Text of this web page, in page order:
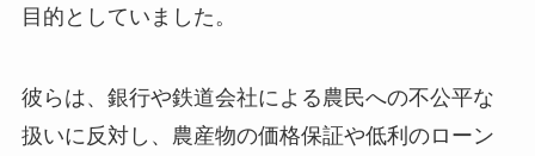
目的としていました。
彼らは、銀行や鉄道会社による農民への不公平な
扱いに反対し、農産物の価格保証や低利のローン